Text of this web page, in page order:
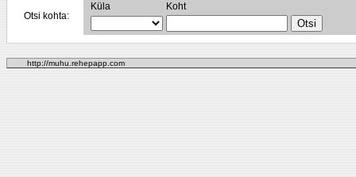
Otsi kohta:
Küla Koht
http://muhu.rehepapp.com